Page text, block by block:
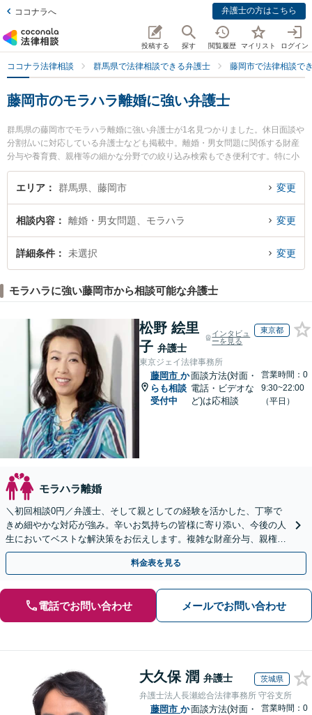
ココナラへ 弁護士の方はこちら
投稿する 探す 閲覧履歴 マイリスト ログイン
ココナラ法律相談 群馬県で法律相談できる弁護士 藤岡市で法律相談で
藤岡市のモラハラ離婚に強い弁護士
群馬県の藤岡市でモラハラ離婚に強い弁護士が1名見つかりました。休日面談や
分割払いに対応している弁護士なども掲載中。離婚・男女問題に関係する財産
分与や養育費、親権等の細かな分野での絞り込み検索もでき便利です。特に小
林法律事務所の小林 智昭弁護士のプロフィール情報や弁護士費用、強みなどが
注目されています。『藤岡市で土日や夜間に発生したモラハラ離婚のトラブル
藤岡市内の弁護士に相談予約したい』などでお困りの相談者さんにおすすめで
す。
エリア 群馬県、藤岡市 変更
相談内容 離婚・男女問題、モラハラ 変更
詳細条件 未選択 変更
モラハラに強い藤岡市から相談可能な弁護士
松野 絵里
子 弁護士
インタビュ
ーを見る
東京都
東京ジェイ法律事務所
藤岡市 か
らも相談
受付中
面談方法(対面・
電話・ビデオな
ど)は応相談
営業時間：0
9:30~22:00
（平日）
モラハラ離婚
＼初回相談0円／弁護士、そして親としての経験を活かした、丁寧で
きめ細やかな対応が強み。辛いお気持ちの皆様に寄り添い、今後の人
生においてベストな解決策をお伝えします。複雑な財産分与、親権問
題、養育費の交渉、国際離婚などが得意です【日英対応◎】
料金表を見る
電話でお問い合わせ メールでお問い合わせ
大久保 潤 弁護士 茨城県
弁護士法人長瀬総合法律事務所 守谷支所
藤岡市 か面談方法(対面・
営業時間：0